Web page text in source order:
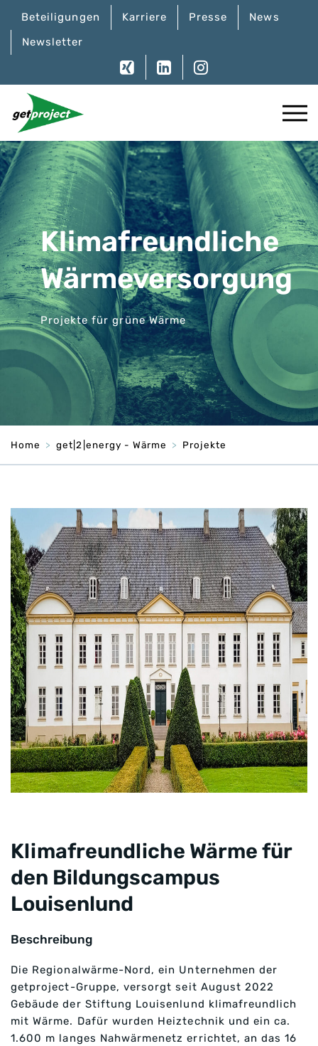
Beteiligungen Karriere Presse
News
Newsletter
Klimafreundliche
Wärmeversorgung
Projekte für grüne Wärme
Home get|2|energy - Wärme Projekte
Klimafreundliche Wärme für
den Bildungscampus
Louisenlund
Beschreibung
Die Regionalwärme-Nord, ein Unternehmen der
getproject-Gruppe, versorgt seit August 2022
Gebäude der Stiftung Louisenlund klimafreundlich
mit Wärme. Dafür wurden Heiztechnik und ein ca.
1.600 m langes Nahwärmenetz errichtet, an das 16